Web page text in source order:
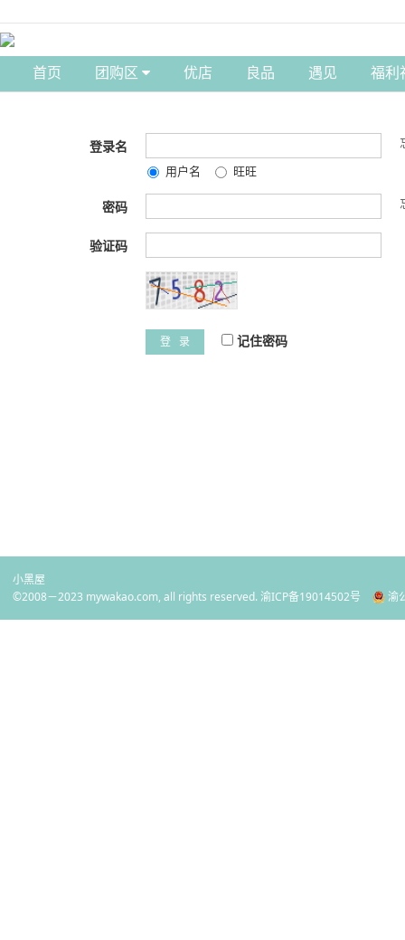
首页 团购区 优店 良品 遇见 福利
登录名
用户名 旺旺
密码
验证码
登 录 记住密码
小黑屋
©2008－2023 mywakao.com, all rights reserved.渝ICP备19014502号 渝